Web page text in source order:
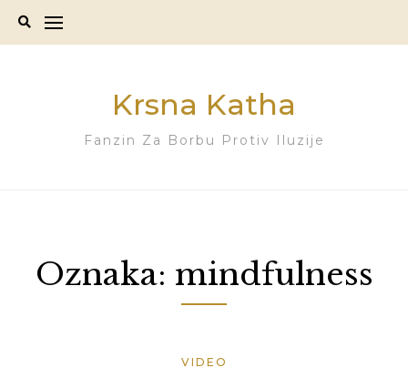
Krsna Katha
Fanzin Za Borbu Protiv Iluzije
Oznaka: mindfulness
VIDEO